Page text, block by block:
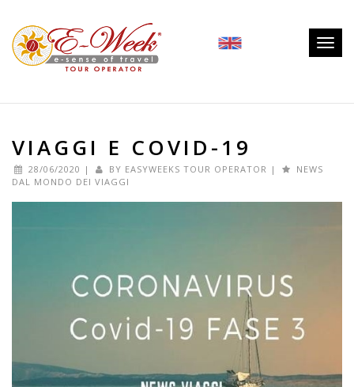
VIAGGI E COVID-19
28/06/2020 | BY EASYWEEKS TOUR OPERATOR |
NEWS
DAL MONDO DEI VIAGGI